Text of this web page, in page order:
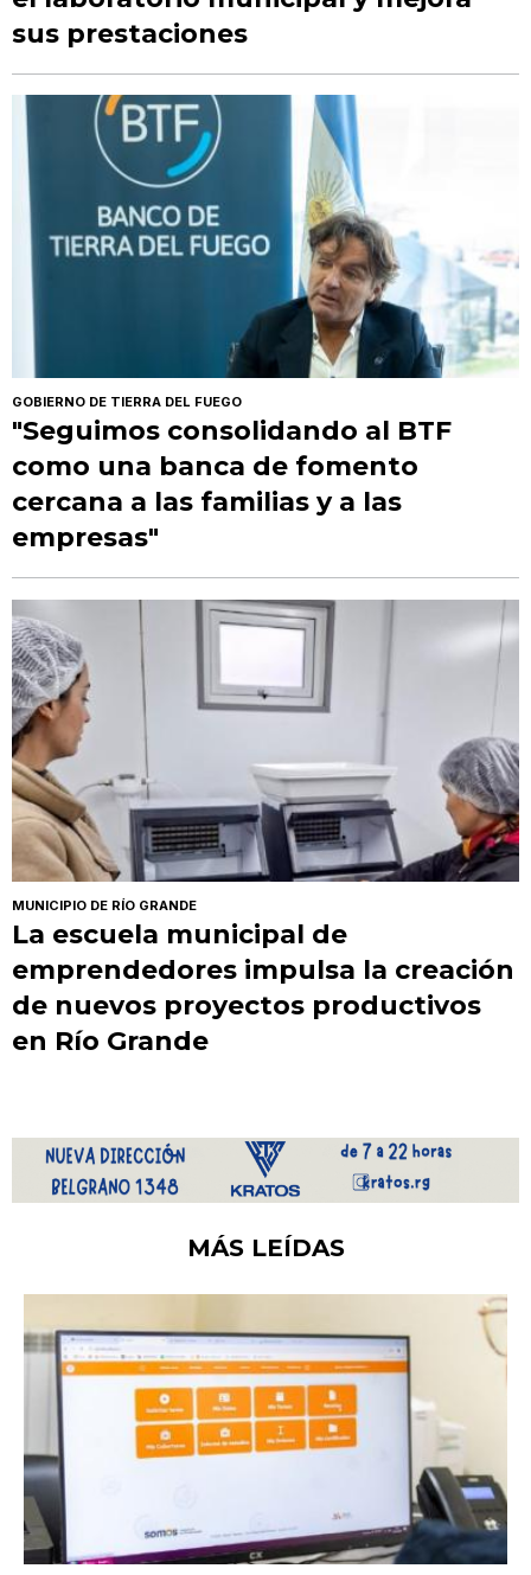
sus prestaciones
GOBIERNO DE TIERRA DEL FUEGO
"Seguimos consolidando al BTF
como una banca de fomento
cercana a las familias y a las
empresas"
MUNICIPIO DE RÍO GRANDE
La escuela municipal de
emprendedores impulsa la creación
de nuevos proyectos productivos
en Río Grande
MÁS LEÍDAS